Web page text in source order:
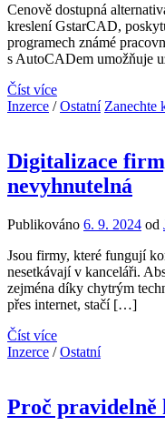
Cenově dostupná
kreslení GstarCAD,
programech známé
s AutoCADem umožňuje
Číst více
Inzerce /Ostatní Zanechte
Digitalizace
nevyhnutelná
Publikováno 6. 9. 2024 od
Jsou firmy, které fungují
nesetkávají v kanceláři.
zejména díky chytrým
přes internet, stačí […]
Číst více
Inzerce /Ostatní
Proč